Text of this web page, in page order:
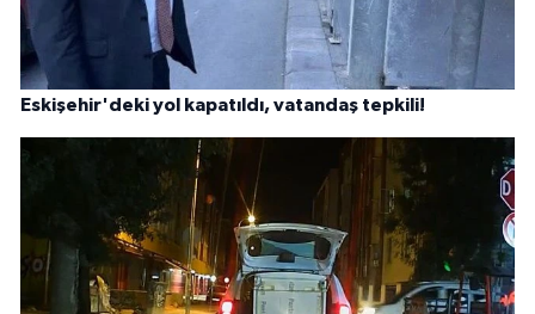
Eskişehir'deki yol kapatıldı, vatandaş tepkili!